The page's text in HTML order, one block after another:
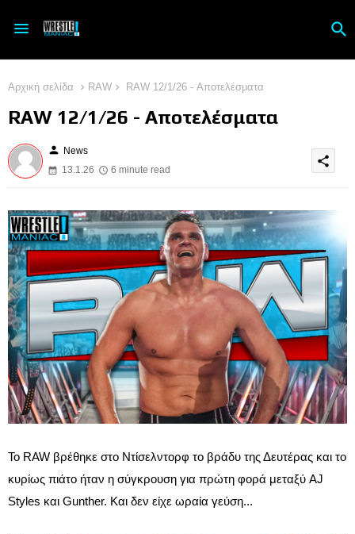
Αρχική σελίδα RAW RAW 12/1/26 - Αποτελέσματα
RAW 12/1/26 - Αποτελέσματα
person News
13.1.26
6 minute read
share
Το RAW βρέθηκε στο Ντίσελντορφ το βράδυ της Δευτέρας και το
κυρίως πιάτο ήταν η σύγκρουση για πρώτη φορά μεταξύ AJ
Styles και Gunther. Και δεν είχε ωραία γεύση...